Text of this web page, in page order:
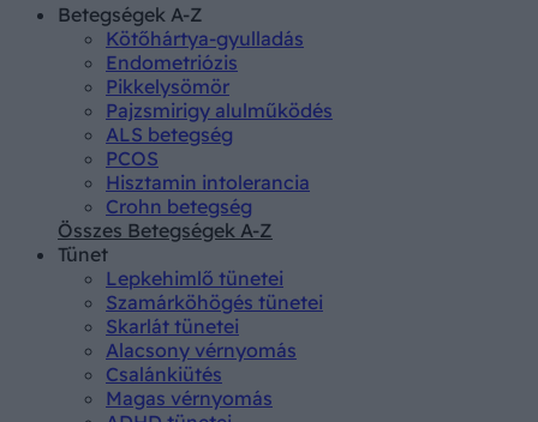
Betegségek A-Z
Kötőhártya-gyulladás
Endometriózis
Pikkelysömör
Pajzsmirigy alulműködés
ALS betegség
PCOS
Hisztamin intolerancia
Crohn betegség
Összes Betegségek A-Z
Tünet
Lepkehimlő tünetei
Szamárköhögés tünetei
Skarlát tünetei
Alacsony vérnyomás
Csalánkiütés
Magas vérnyomás